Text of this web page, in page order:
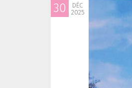
30
DÉC
2025